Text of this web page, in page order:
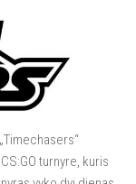
turnyre, kuris